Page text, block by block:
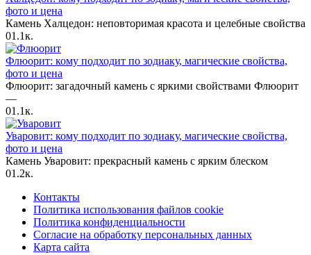
фото и цена
Камень Халцедон: неповторимая красота и целебные свойства
01.1к.
Флюорит: кому подходит по зодиаку, магические свойства,
фото и цена
Флюорит: загадочный камень с яркими свойствами Флюорит
—
01.1к.
Уваровит: кому подходит по зодиаку, магические свойства,
фото и цена
Камень Уваровит: прекрасный камень с ярким блеском
01.2к.
Контакты
Политика использования файлов cookie
Политика конфиденциальности
Согласие на обработку персональных данных
Карта сайта